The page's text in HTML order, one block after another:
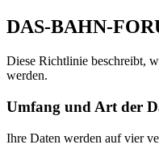
DAS-BAHN-
Diese Richtlinie beschreibt,
werden.
Umfang und Art der
Ihre Daten werden auf vier